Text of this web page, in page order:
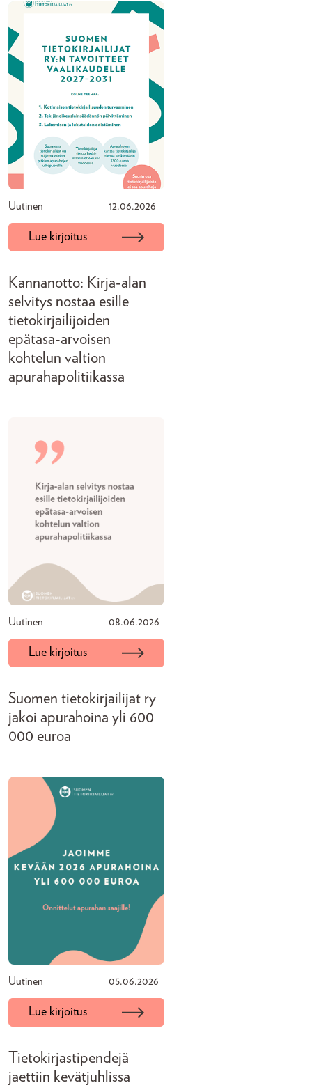
Uutinen 12.06.2026
Lue kirjoitus
Kannanotto: Kirja-alan
selvitys nostaa esille
tietokirjailijoiden
epätasa-arvoisen
kohtelun valtion
apurahapolitiikassa
Uutinen 08.06.2026
Lue kirjoitus
Suomen tietokirjailijat ry
jakoi apurahoina yli 600
000 euroa
Uutinen 05.06.2026
Lue kirjoitus
Tietokirjastipendejä
jaettiin kevätjuhlissa